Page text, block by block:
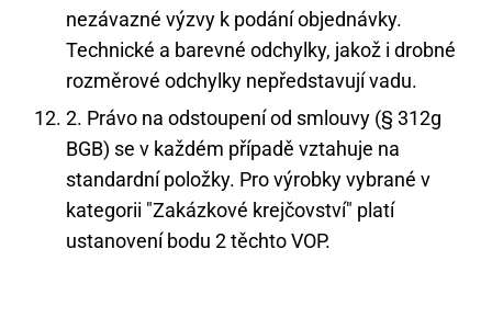
nezávazné výzvy k podání objednávky.
Technické a barevné odchylky, jakož i drobné
rozměrové odchylky nepředstavují vadu.
2. Právo na odstoupení od smlouvy (§ 312g
BGB) se v každém případě vztahuje na
standardní položky. Pro výrobky vybrané v
kategorii "Zakázkové krejčovství" platí
ustanovení bodu 2 těchto VOP.